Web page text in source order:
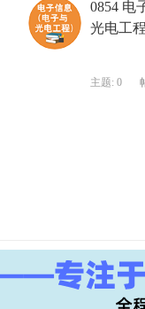
0854 电
光电工
主题: 0